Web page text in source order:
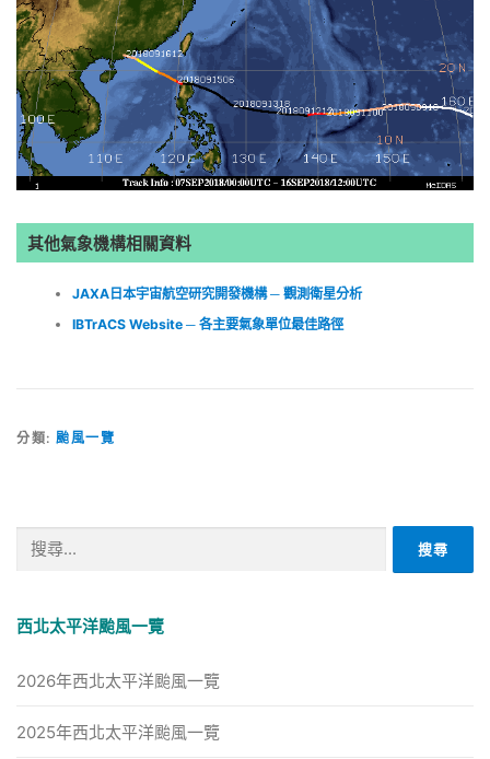
其他氣象機構相關資料
JAXA日本宇宙航空研究開發機構 ─ 觀測衛星分析
IBTrACS Website ─ 各主要氣象單位最佳路徑
分類: 颱風一覽
字:
西北太平洋颱風一覽
2026年西北太平洋颱風一覽
2025年西北太平洋颱風一覽